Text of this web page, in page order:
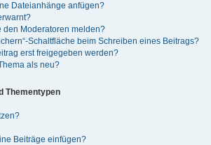
Dateianhänge anfügen?
den Moderatoren melden?
Schaltfläche beim Schreiben eines Beitrags?
erst freigegeben werden?
als neu?
Thementypen
Beiträge einfügen?